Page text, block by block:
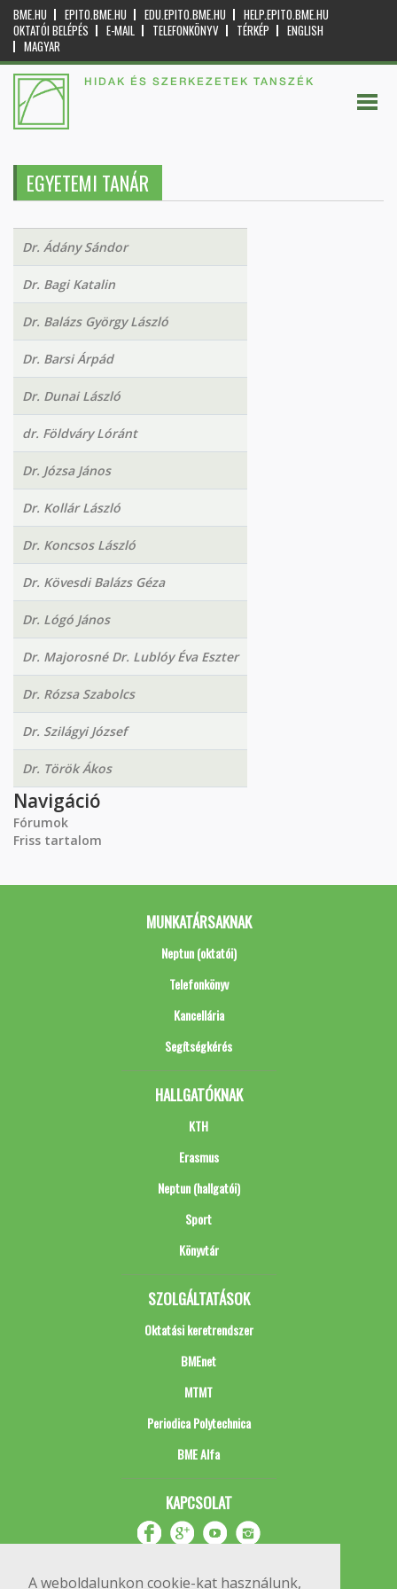
A weboldalunkon cookie-kat használunk,
BME.HU EPITO.BME.HU EDU.EPITO.BME.HU
HELP.EPITO.BME.HU
OKTATÓI BELÉPÉS
E-MAIL TELEFONKÖNYV TÉRKÉP
ENGLISH
MAGYAR
HIDAK ÉS SZERKEZETEK TANSZÉK
EGYETEMI TANÁR
Dr. Ádány Sándor
Dr. Bagi Katalin
Dr. Balázs György László
Dr. Barsi Árpád
Dr. Dunai László
dr. Földváry Lóránt
Dr. Józsa János
Dr. Kollár László
Dr. Koncsos László
Dr. Kövesdi Balázs Géza
Dr. Lógó János
Dr. Majorosné Dr. Lublóy Éva Eszter
Dr. Rózsa Szabolcs
Dr. Szilágyi József
Dr. Török Ákos
Navigáció
Fórumok
Friss tartalom
MUNKATÁRSAKNAK
Neptun (oktatói)
Telefonkönyv
Kancellária
Segítségkérés
HALLGATÓKNAK
KTH
Erasmus
Neptun (hallgatói)
Sport
Könyvtár
SZOLGÁLTATÁSOK
Oktatási keretrendszer
BMEnet
MTMT
Periodica Polytechnica
BME Alfa
KAPCSOLAT